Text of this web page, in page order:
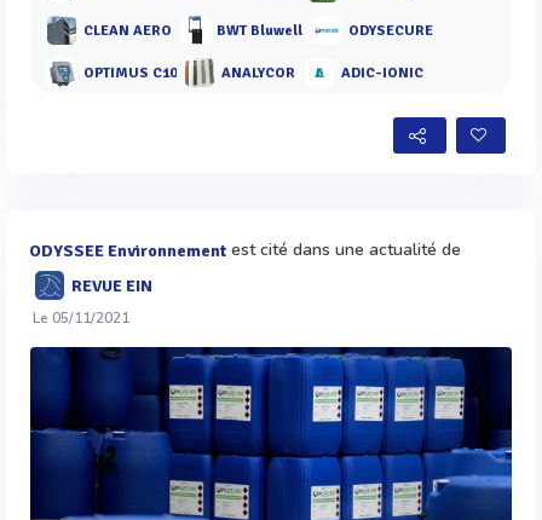
CLEAN AERO BWT Bluwell ODYSECURE
OPTIMUS C10 ANALYCOR ADIC-IONIC
ODYSSEE Environnement est cité dans une actualité de
REVUE EIN
Le 05/11/2021